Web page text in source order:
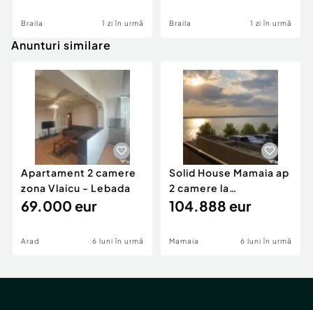
Braila 1 zi în urmă Braila 1 zi în urmă
Anunturi similare
Apartament 2 camere
zona Vlaicu - Lebada
69.000 eur
Arad 6 luni în urmă
Solid House Mamaia ap
2 camere la
cheie,langa Mega
104.888 eur
Mamaia 6 luni în urmă